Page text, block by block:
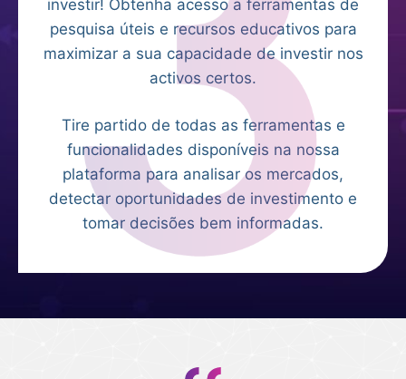
investir! Obtenha acesso a ferramentas de
pesquisa úteis e recursos educativos para
maximizar a sua capacidade de investir nos
activos certos.
Tire partido de todas as ferramentas e
funcionalidades disponíveis na nossa
plataforma para analisar os mercados,
detectar oportunidades de investimento e
tomar decisões bem informadas.